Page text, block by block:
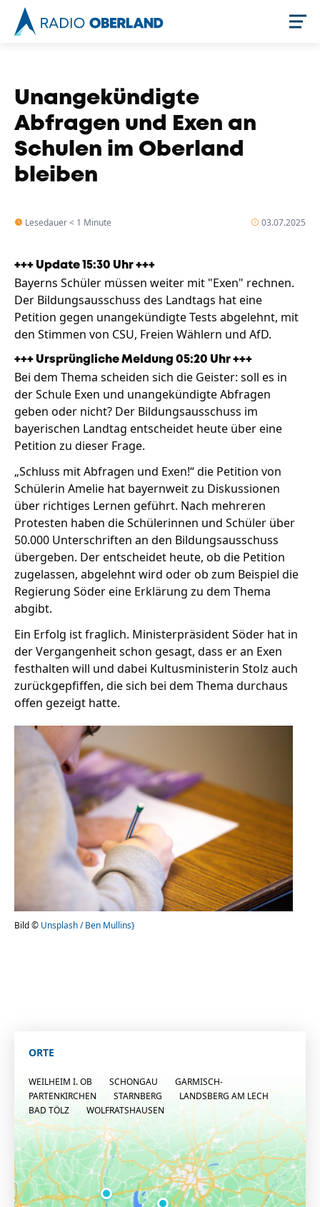
Stellenangebote
Unternehmen
Das geheime Geräusch
Wandern
Amphibienschutz
Team
Programm
Nachgehört
Podcast
Newsletter
Zeit fürs Oberland
Handwerker
Unangekündigte
Abfragen und Exen an
Schulen im Oberland
bleiben
Lesedauer < 1 Minute 03.07.2025
+++ Update 15:30 Uhr +++
Bayerns Schüler müssen weiter mit "Exen" rechnen.
Der Bildungsausschuss des Landtags hat eine
Petition gegen unangekündigte Tests abgelehnt, mit
den Stimmen von CSU, Freien Wählern und AfD.
+++ Ursprüngliche Meldung 05:20 Uhr +++
Bei dem Thema scheiden sich die Geister: soll es in
der Schule Exen und unangekündigte Abfragen
geben oder nicht? Der Bildungsausschuss im
bayerischen Landtag entscheidet heute über eine
Petition zu dieser Frage.
„Schluss mit Abfragen und Exen!“ die Petition von
Schülerin Amelie hat bayernweit zu Diskussionen
über richtiges Lernen geführt. Nach mehreren
Protesten haben die Schülerinnen und Schüler über
50.000 Unterschriften an den Bildungsausschuss
übergeben. Der entscheidet heute, ob die Petition
zugelassen, abgelehnt wird oder ob zum Beispiel die
Regierung Söder eine Erklärung zu dem Thema
abgibt.
Ein Erfolg ist fraglich. Ministerpräsident Söder hat in
der Vergangenheit schon gesagt, dass er an Exen
festhalten will und dabei Kultusministerin Stolz auch
zurückgepfiffen, die sich bei dem Thema durchaus
offen gezeigt hatte.
Bild © Unsplash / Ben Mullins}
ORTE
WEILHEIM I. OB SCHONGAU
GARMISCH-
PARTENKIRCHEN
STARNBERG
LANDSBERG AM LECH
BAD TÖLZ
WOLFRATSHAUSEN